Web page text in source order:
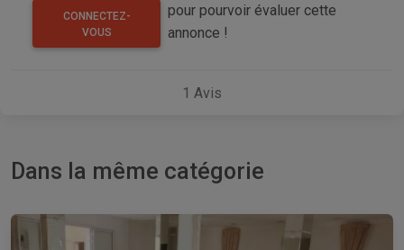
CONNECTEZ-
VOUS
pour pourvoir évaluer cette
annonce !
1 Avis
Dans la même catégorie